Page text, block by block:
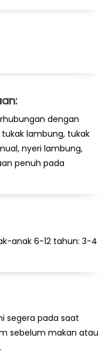
dengan
lambung, tukak
nyeri lambung,
penuh pada
anak 6-12 tahun: 3-4
segera pada saat
sebelum makan atau